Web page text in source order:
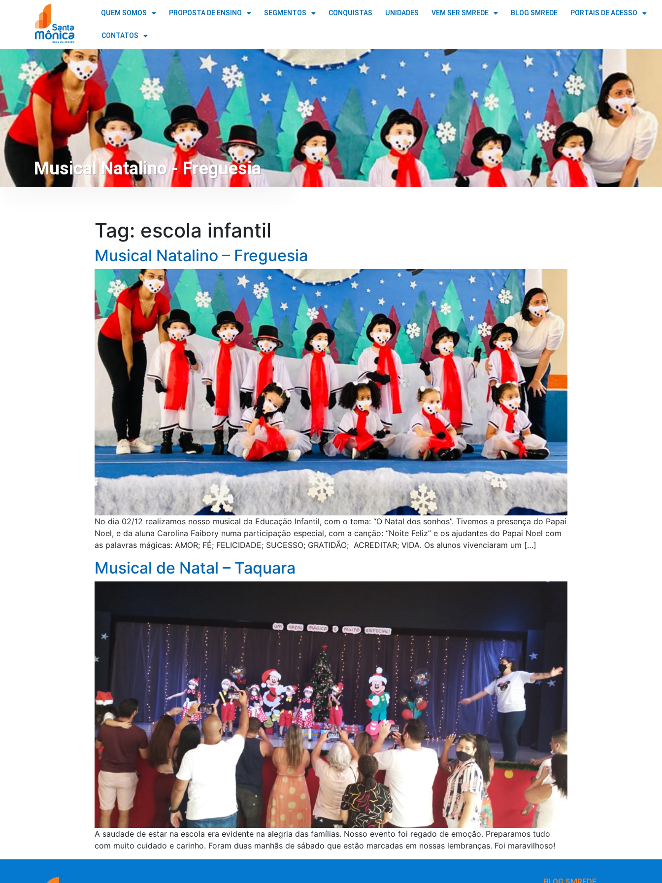
QUEM SOMOS PROPOSTA DE ENSINO SEGMENTOS CONQUISTAS UNIDADES VEM SER SMREDE BLOG SMREDE PORTAIS DE ACESSO
CONTATOS
Musical Natalino - Freguesia
Tag: escola infantil
Musical Natalino – Freguesia
No dia 02/12 realizamos nosso musical da Educação Infantil, com o tema: “O Natal dos sonhos”. Tivemos a presença do Papai
Noel, e da aluna Carolina Faibory numa participação especial, com a canção: “Noite Feliz” e os ajudantes do Papai Noel com
as palavras mágicas: AMOR; FÉ; FELICIDADE; SUCESSO; GRATIDÃO; ACREDITAR; VIDA. Os alunos vivenciaram um […]
Musical de Natal – Taquara
A saudade de estar na escola era evidente na alegria das famílias. Nosso evento foi regado de emoção. Preparamos tudo
com muito cuidado e carinho. Foram duas manhãs de sábado que estão marcadas em nossas lembranças. Foi maravilhoso!